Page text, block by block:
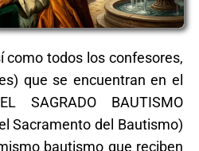
como todos los confesores,
que se encuentran en el
SAGRADO BAUTISMO
Sacramento del Bautismo)
bautismo que reciben